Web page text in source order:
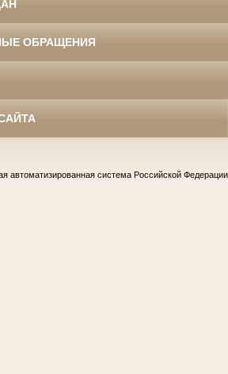
ОБРАЩЕНИЯ
автоматизированная система Российской